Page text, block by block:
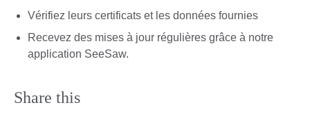
Vérifiez leurs certificats et les données fournies
Recevez des mises à jour régulières grâce à notre
application SeeSaw.
Share this